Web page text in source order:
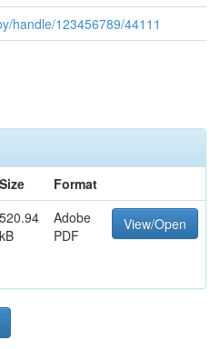
handle/123456789/44111
Size
Format
520.94
kB
Adobe
PDF
View/Open